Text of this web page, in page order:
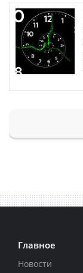
Главное
Новости